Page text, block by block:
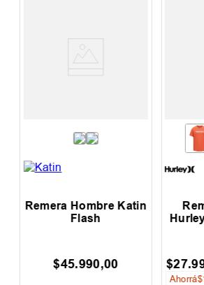
Remera Hombre Katin
Flash
$45.990,00 $27.
Ahorrá$